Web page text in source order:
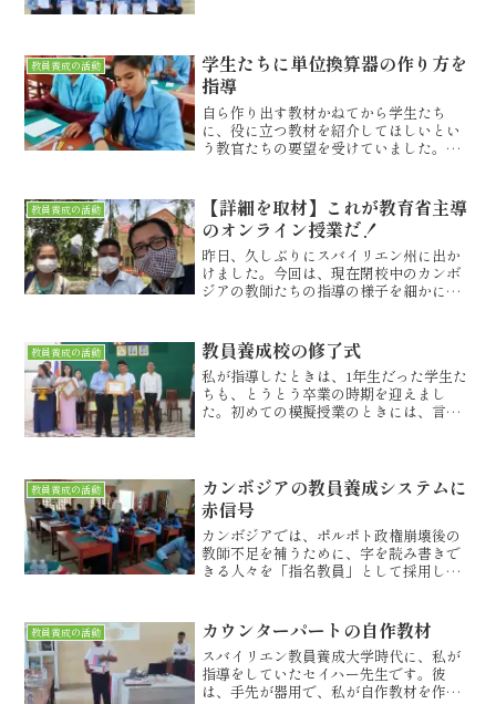
断が行われました。健康...
教員養成の活動
学生たちに単位換算器の作り方を
指導
自ら作り出す教材かねてから学生たち
に、役に立つ教材を紹介してほしいとい
う教官たちの要望を受けていました。単
手だった。だから、これは、カンボジア
の子たちにはとても役に立つ...
教員養成の活動
【詳細を取材】これが教育省主導
のオンライン授業だ！
昨日、久しぶりにスバイリエン州に出か
けました。今回は、現在閉校中のカンボ
ジアの教師たちの指導の様子を細かに取
の両人です。2人は、教員養成校で待って
いてくれまし...
教員養成の活動 教員養成校の修了式
私が指導したときは、1年生だった学生た
ちも、とうとう卒業の時期を迎えまし
た。初めての模擬授業のときには、言葉
なっていきました。指導し...
教員養成の活動
カンボジアの教員養成システムに
赤信号
カンボジアでは、ポルポト政権崩壊後の
教師不足を補うために、字を読み書きで
きる人々を「指名教員」として採用しま
員（Contract Teacher）の制度となって
います。...
教員養成の活動 カウンターパートの自作教材
スバイリエン教員養成大学時代に、私が
指導をしていたセイハー先生です。彼
は、手先が器用で、私が自作教材を作る